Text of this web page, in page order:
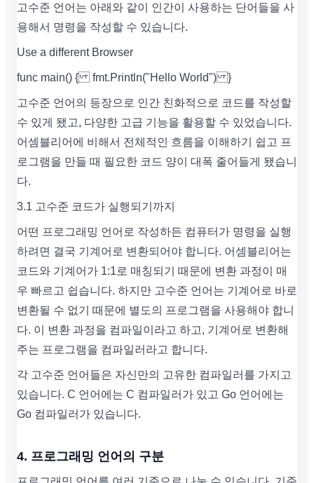
고수준 언어는 아래와 같이 인간이 사용하는 단어들을 사
용해서 명령을 작성할 수 있습니다.
Use a different Browser
func main() { fmt.Println("Hello World") }
고수준 언어의 등장으로 인간 친화적으로 코드를 작성할
수 있게 됐고, 다양한 고급 기능을 활용할 수 있었습니다.
어셈블리어에 비해서 전체적인 흐름을 이해하기 쉽고 프
로그램을 만들 때 필요한 코드 양이 대폭 줄어들게 됐습니
다.
3.1 고수준 코드가 실행되기까지
어떤 프로그래밍 언어로 작성하든 컴퓨터가 명령을 실행
하려면 결국 기계어로 변환되어야 합니다. 어셈블리어는
코드와 기계어가 1:1로 매칭되기 때문에 변환 과정이 매
우 빠르고 쉽습니다. 하지만 고수준 언어는 기계어로 바로
변환될 수 없기 때문에 별도의 프로그램을 사용해야 합니
다. 이 변환 과정을 컴파일이라고 하고, 기계어로 변환해
주는 프로그램을 컴파일러라고 합니다.
각 고수준 언어들은 자신만의 고유한 컴파일러를 가지고
있습니다. C 언어에는 C 컴파일러가 있고 Go 언어에는
Go 컴파일러가 있습니다.
4. 프로그래밍 언어의 구분